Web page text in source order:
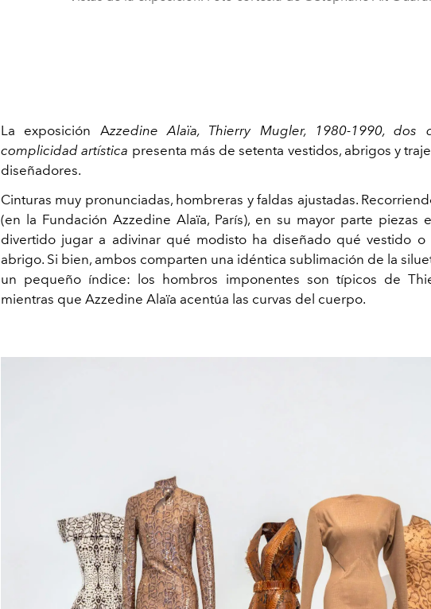
La exposición Azzedine Alaïa, Thierry Mugler, 1980-1990, dos
complicidad artística presenta más de setenta vestidos, abrigos y
diseñadores.
Cinturas muy pronunciadas, hombreras y faldas ajustadas.
(en la Fundación Azzedine Alaïa, París), en su mayor parte piezas
divertido jugar a adivinar qué modisto ha diseñado qué vestido o
abrigo. Si bien, ambos comparten una idéntica sublimación de la
un pequeño índice: los hombros imponentes son típicos de
mientras que Azzedine Alaïa acentúa las curvas del cuerpo.